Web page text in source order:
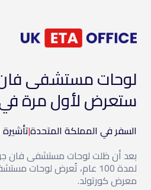
لوحات مستشفى
ستعرض لأول مرة
السفر في المملكة المتحدة|
بعد أن ظلت لوحات مستشفى فان
لمدة 100 عام، تُعرض
معرض كورتولد.